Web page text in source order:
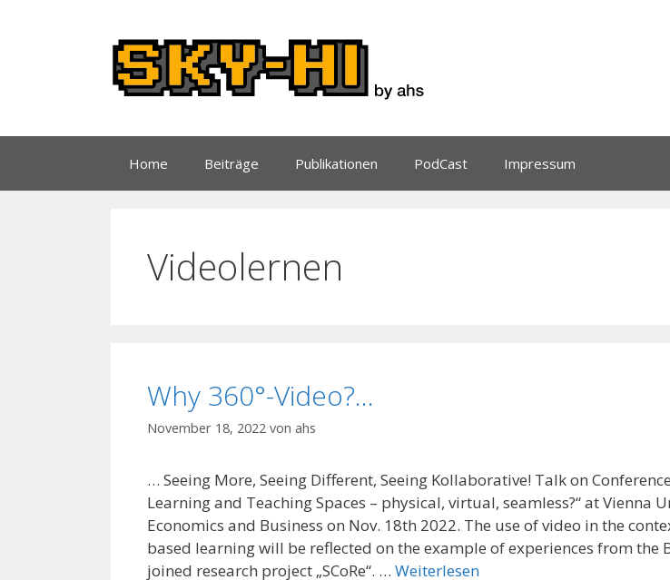
Home Beiträge Publikationen PodCast Impressum
Videolernen
Why 360°-Video?…
November 18, 2022 von ahs
… Seeing More, Seeing Different, Seeing Kollaborative! Talk on
Learning and Teaching Spaces – physical, virtual, seamless?“ at Vienna
Economics and Business on Nov. 18th 2022. The use of video in the
based learning will be reflected on the example of experiences from the
joined research project „SCoRe“. … Weiterlesen